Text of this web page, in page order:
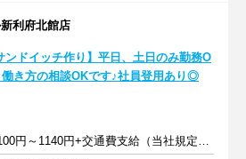
利府北館店
ンドイッチ作り】平日、土日のみ勤務O
働き方の相談OKです♪社員登用あり◎
時給1100円～1140円+交通費支給（当社規定による）